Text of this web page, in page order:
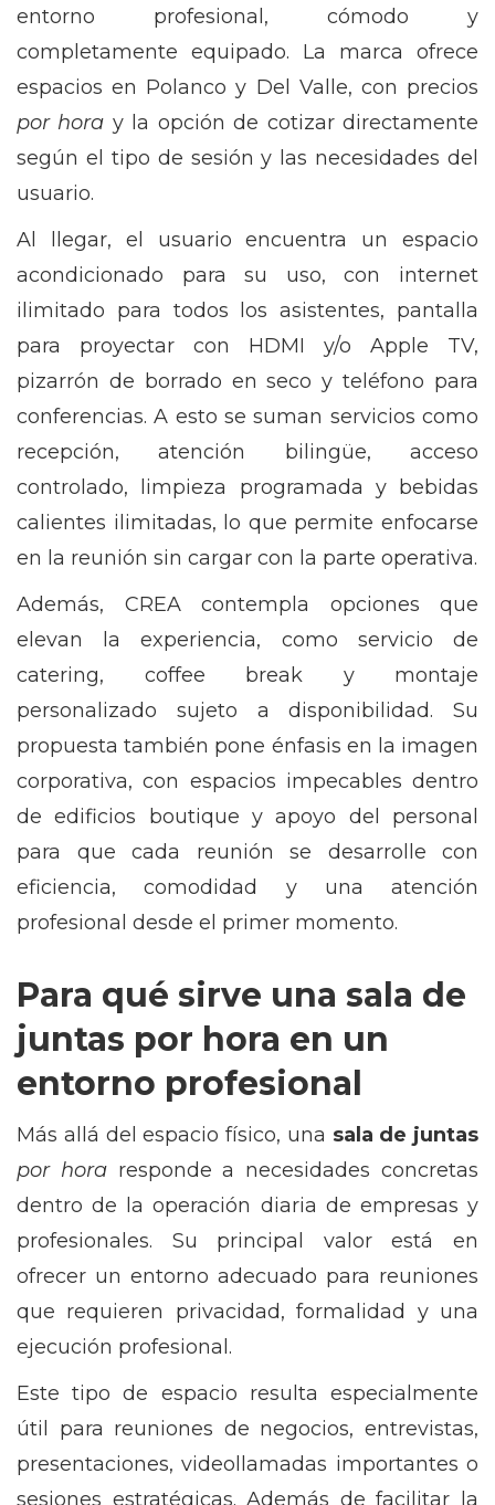
entorno profesional, cómodo y
completamente equipado. La marca ofrece
espacios en Polanco y Del Valle, con precios
por hora y la opción de cotizar directamente
según el tipo de sesión y las necesidades del
usuario.
Al llegar, el usuario encuentra un espacio
acondicionado para su uso, con internet
ilimitado para todos los asistentes, pantalla
para proyectar con HDMI y/o Apple TV,
pizarrón de borrado en seco y teléfono para
conferencias. A esto se suman servicios como
recepción, atención bilingüe, acceso
controlado, limpieza programada y bebidas
calientes ilimitadas, lo que permite enfocarse
en la reunión sin cargar con la parte operativa.
Además, CREA contempla opciones que
elevan la experiencia, como servicio de
catering, coffee break y montaje
personalizado sujeto a disponibilidad. Su
propuesta también pone énfasis en la imagen
corporativa, con espacios impecables dentro
de edificios boutique y apoyo del personal
para que cada reunión se desarrolle con
eficiencia, comodidad y una atención
profesional desde el primer momento.
Para qué sirve una sala de
juntas por hora en un
entorno profesional
Más allá del espacio físico, una sala de juntas
por horaresponde a necesidades concretas
dentro de la operación diaria de empresas y
profesionales. Su principal valor está en
ofrecer un entorno adecuado para reuniones
que requieren privacidad, formalidad y una
ejecución profesional.
Este tipo de espacio resulta especialmente
útil para reuniones de negocios, entrevistas,
presentaciones, videollamadas importantes o
sesiones estratégicas. Además de facilitar la